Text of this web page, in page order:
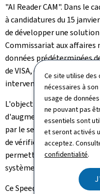
Ce site utilise
nécessaires à
usage de
ne pouvant pas
essentiels sont
et seront activés
acceptez.
confidentialité.
"AI Reader CAM". Dans le
à candidatures du 15
de développer une
Commissariat aux affaires
données prédéterminées
de VISA, en format PDF
intervention humaine.
L'objectif derrière le
d'augmenter l'efficacité
par le service "Gens de
de vérification et de
permettre l'injection
systèmes pertinents.
Ce SpeedUP est un projet